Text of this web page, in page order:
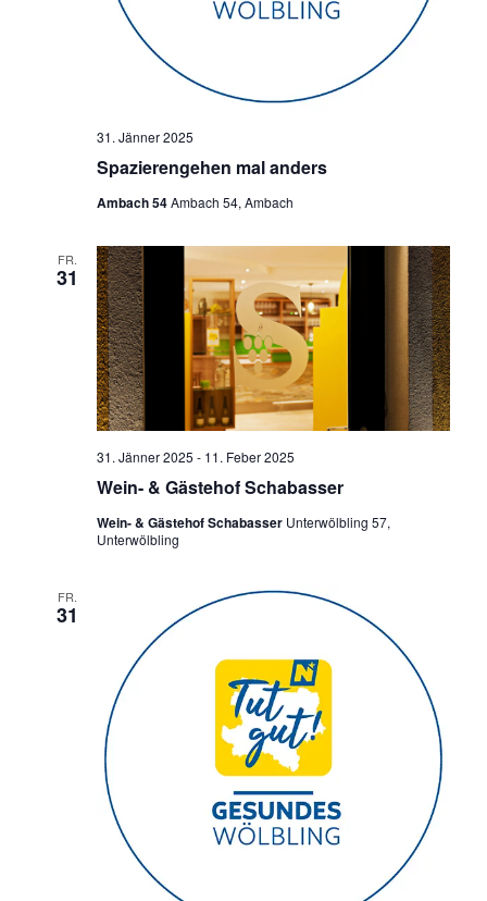
Spazierengehen mal anders
31. Jänner 2025
Ambach 54Ambach 54, Ambach
FR.
31
Wein- & Gästehof Schabasser
31. Jänner 2025 - 11. Feber 2025
Wein- & Gästehof Schabasser Unterwölbling 57,
Unterwölbling
FR.
31